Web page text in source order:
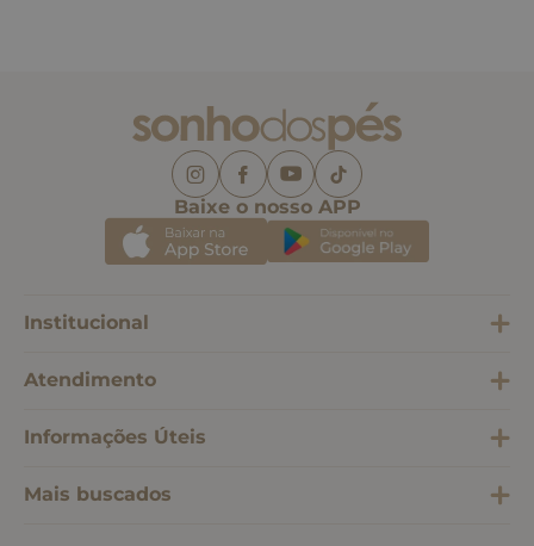
Baixe o nosso APP
Institucional
Atendimento
Informações Úteis
Mais buscados